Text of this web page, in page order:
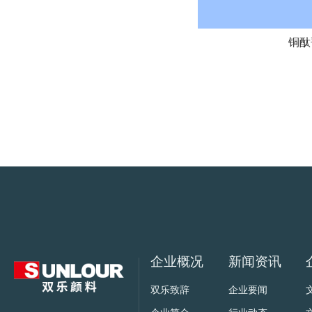
铜
企业概况
双乐致辞
新闻资讯
企业要闻